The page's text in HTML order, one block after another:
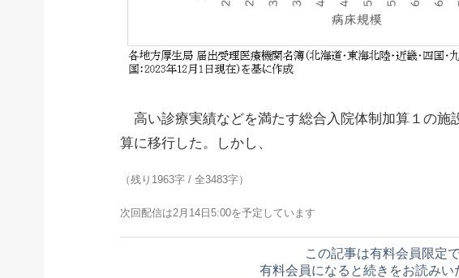
高い診療実績などを満たす総合入院体制加算１の施
算に移行した。しかし、
（残り1963字 / 全3483字）
次回配信は2月14日5:00を予定しています
この記事は有料会員限定で
有料会員になると続きをお読みい